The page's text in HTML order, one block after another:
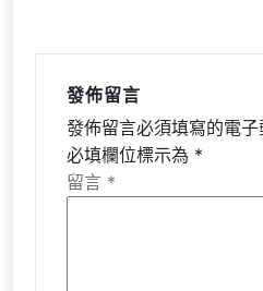
發佈留言
發佈留言必須填寫的電子
必填欄位標示為 *
留言 *